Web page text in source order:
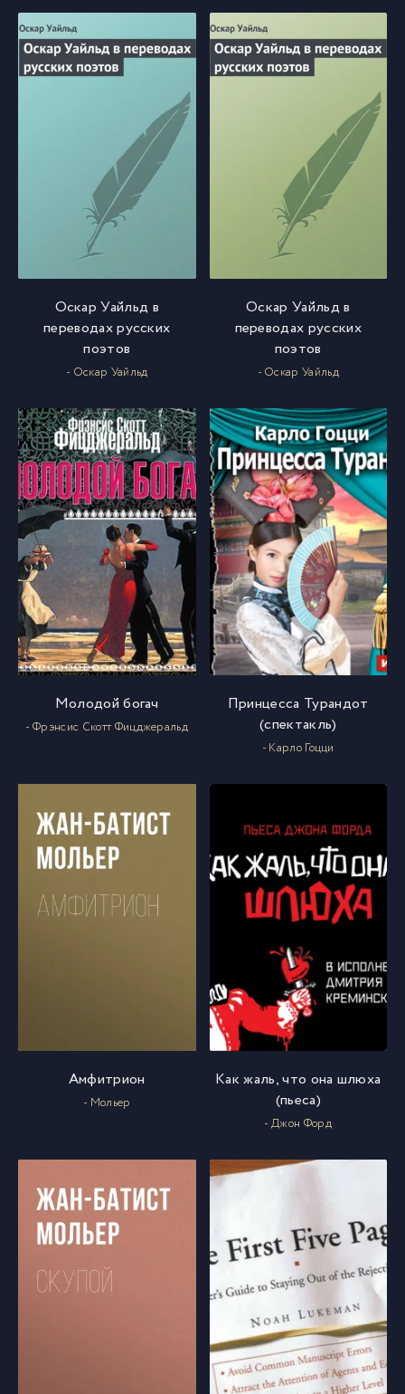
Оскар Уайльд в
переводах русских
поэтов
- Оскар Уайльд
Оскар Уайльд в
переводах русских
поэтов
- Оскар Уайльд
Молодой богач
- Фрэнсис Скотт Фицджеральд
Принцесса Турандот
(спектакль)
- Карло Гоцци
Амфитрион
- Мольер
Как жаль, что она шлюха
(пьеса)
- Джон Форд